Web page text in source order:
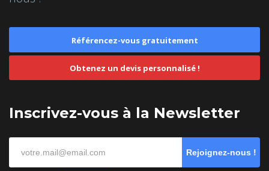
Référencez-vous gratuitement
Obtenez un devis personnalisé !
Inscrivez-vous à la Newsletter
Rejoignez-nous !